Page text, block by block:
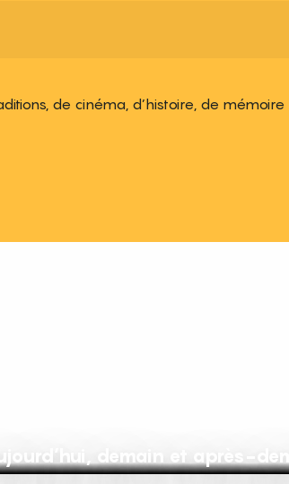
de cinéma, d’histoire, de
demain et après-